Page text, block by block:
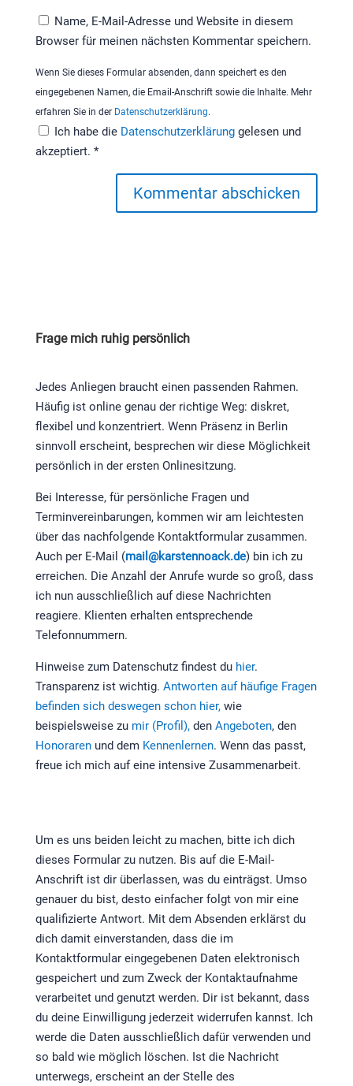
Name, E-Mail-Adresse und Website in diesem
Browser für meinen nächsten Kommentar speichern.
Wenn Sie dieses Formular absenden, dann speichert es den
eingegebenen Namen, die Email-Anschrift sowie die Inhalte. Mehr
erfahren Sie in der Datenschutzerklärung.
Ich habe die Datenschutzerklärung gelesen und
akzeptiert. *
Kommentar abschicken
Frage mich ruhig persönlich
Jedes Anliegen braucht einen passenden Rahmen.
Häufig ist online genau der richtige Weg: diskret,
flexibel und konzentriert. Wenn Präsenz in Berlin
sinnvoll erscheint, besprechen wir diese Möglichkeit
persönlich in der ersten Onlinesitzung.
Bei Interesse, für persönliche Fragen und
Terminvereinbarungen, kommen wir am leichtesten
über das nachfolgende Kontaktformular zusammen.
Auch per E-Mail (mail@karstennoack.de) bin ich zu
erreichen. Die Anzahl der Anrufe wurde so groß, dass
ich nun ausschließlich auf diese Nachrichten
reagiere. Klienten erhalten entsprechende
Telefonnummern.
Hinweise zum Datenschutz findest du hier.
Transparenz ist wichtig. Antworten auf häufige Fragen
befinden sich deswegen schon hier,wie
beispielsweise zu mir (Profil),den Angeboten, den
Honorarenund dem Kennenlernen. Wenn das passt,
freue ich mich auf eine intensive Zusammenarbeit.
Um es uns beiden leicht zu machen, bitte ich dich
dieses Formular zu nutzen. Bis auf die E-Mail-
Anschrift ist dir überlassen, was du einträgst. Umso
genauer du bist, desto einfacher folgt von mir eine
qualifizierte Antwort. Mit dem Absenden erklärst du
dich damit einverstanden, dass die im
Kontaktformular eingegebenen Daten elektronisch
gespeichert und zum Zweck der Kontaktaufnahme
verarbeitet und genutzt werden. Dir ist bekannt, dass
du deine Einwilligung jederzeit widerrufen kannst. Ich
werde die Daten ausschließlich dafür verwenden und
so bald wie möglich löschen. Ist die Nachricht
unterwegs, erscheint an der Stelle des